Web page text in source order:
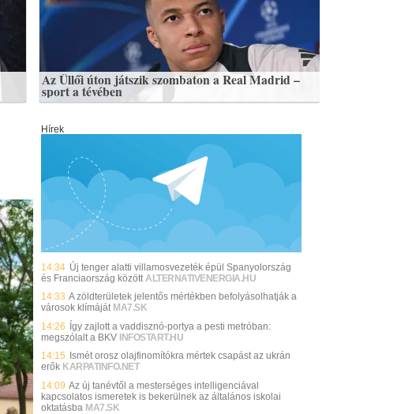
Az Üllői úton játszik szombaton a Real Madrid –
sport a tévében
Hírek
14:34 Új tenger alatti villamosvezeték épül Spanyolország
és Franciaország között ALTERNATIVENERGIA.HU
14:33 A zöldterületek jelentős mértékben befolyásolhatják a
városok klímáját MA7.SK
14:26 Így zajlott a vaddisznó-portya a pesti metróban:
megszólalt a BKV INFOSTART.HU
14:15
Ismét orosz olajfinomítókra mértek csapást az ukrán
erők KARPATINFO.NET
14:09 Az új tanévtől a mesterséges intelligenciával
kapcsolatos ismeretek is bekerülnek az általános iskolai
oktatásba MA7.SK